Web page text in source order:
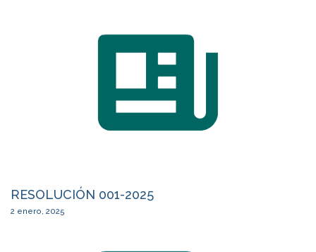
RESOLUCIÓN 001-2025
2 enero, 2025